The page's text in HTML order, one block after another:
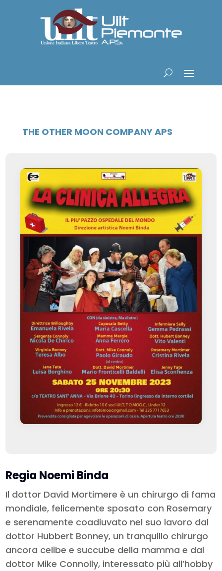
THE OTHER MOON COMPANY APS
Regia Noemi Binda
Il dottor David Mortimere è un chirurgo di fama
mondiale, felicemente sposato con Rosemary
e serenamente coadiuvato nel suo lavoro dal
dottor Hubbert Bonney, un tranquillo chirurgo
ancora celibe e succube della mamma e dal
dottor Mike Connolly, interessato più all’hobby